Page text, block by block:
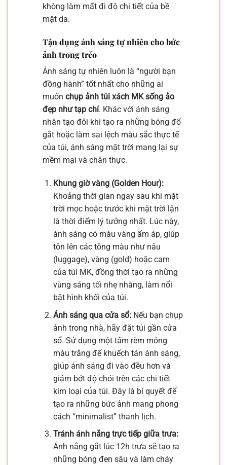
không làm mất đi độ chi tiết của bề
mặt da.
Tận dụng ánh sáng tự nhiên cho bức
ảnh trong trẻo
Ánh sáng tự nhiên luôn là “người bạn
đồng hành” tốt nhất cho những ai
muốn chụp ảnh túi xách MK sống ảo
đẹp như tạp chí. Khác với ánh sáng
nhân tạo đôi khi tạo ra những bóng đổ
gắt hoặc làm sai lệch màu sắc thực tế
của túi, ánh sáng mặt trời mang lại sự
mềm mại và chân thực.
Khung giờ vàng (Golden Hour):
Khoảng thời gian ngay sau khi mặt
trời mọc hoặc trước khi mặt trời lặn
là thời điểm lý tưởng nhất. Lúc này,
ánh sáng có màu vàng ấm áp, giúp
tôn lên các tông màu như nâu
(luggage), vàng (gold) hoặc cam
của túi MK, đồng thời tạo ra những
vùng sáng tối nhẹ nhàng, làm nổi
bật hình khối của túi.
Ánh sáng qua cửa sổ:Nếu bạn chụp
ảnh trong nhà, hãy đặt túi gần cửa
sổ. Sử dụng một tấm rèm mỏng
màu trắng để khuếch tán ánh sáng,
giúp ánh sáng đi vào đều hơn và
giảm bớt độ chói trên các chi tiết
kim loại của túi. Đây là bí quyết để
tạo ra những bức ảnh mang phong
cách “minimalist” thanh lịch.
Tránh ánh nắng trực tiếp giữa trưa:
Ánh nắng gắt lúc 12h trưa sẽ tạo ra
những bóng đen sâu và làm cháy